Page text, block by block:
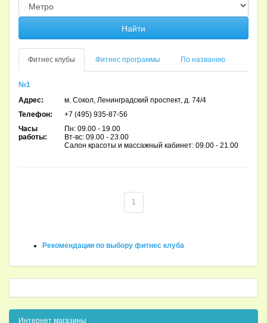
Найти
Фитнес клубы Фитнес программы По названию
№1
Адрес:
м. Сокол, Ленинградский проспект, д. 74/4
Телефон:
+7 (495) 935-87-56
Часы
работы:
Пн: 09.00 - 19.00
Вт-вс: 09.00 - 23.00
Салон красоты и массажный кабинет: 09.00 - 21.00
1
Рекомендации по выбору фитнес клуба
Интернет магазины